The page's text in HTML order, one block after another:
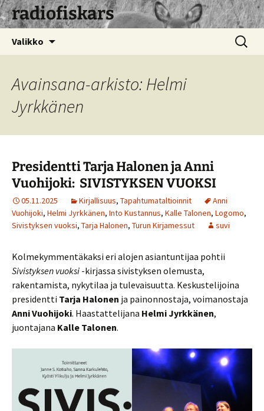
radiofiskars
Valikko Haku:
Avainsana-arkisto: Helmi
Jyrkkänen
Presidentti Tarja Halonen ja Anni
Vuohijoki: SIVISTYKSEN VUOKSI
05.11.2025 Kirjallisuus, Tapahtumataltioinnit
Anni
Vuohijoki, Helmi Jyrkkänen, Into Kustannus, Kalle Talonen, Logomo,
Sivistyksen vuoksi, Tarja Halonen, Turun Kirjamessut suvi
Kolmekymmentäkaksi eri alojen asiantuntijaa pohtii
Sivistyksen vuoksi -kirjassa sivistyksen olemusta,
rakentamista, nykytilaa ja tulevaisuutta. Keskustelijoina
presidentti Tarja Halonen ja painonnostaja, voimanostaja
Anni Vuohijoki. Haastattelijana Helmi Jyrkkänen,
juontajana Kalle Talonen.